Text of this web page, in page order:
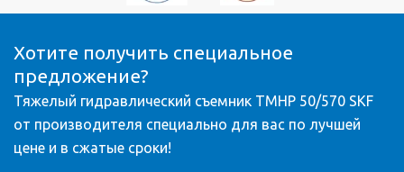
Хотите получить специальное
предложение?
Тяжелый гидравлический съемник TMHP 50/570 SKF
от производителя специально для вас по лучшей
цене и в сжатые сроки!